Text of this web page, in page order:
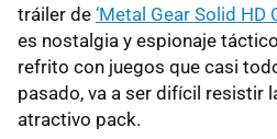
tráiler de ‘Metal Gear Solid HD
es nostalgia y espionaje
refrito con juegos que casi
pasado, va a ser difícil resistir
atractivo pack.